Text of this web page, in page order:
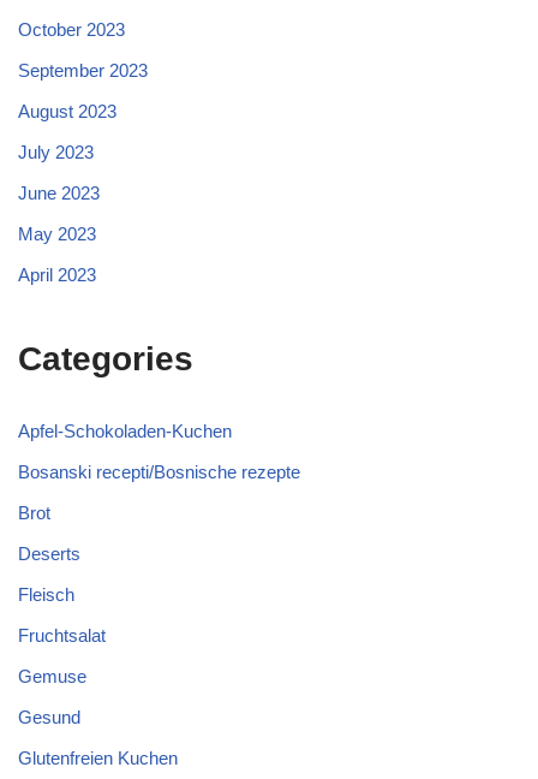
October 2023
September 2023
August 2023
July 2023
June 2023
May 2023
April 2023
Categories
Apfel-Schokoladen-Kuchen
Bosanski recepti/Bosnische rezepte
Brot
Deserts
Fleisch
Fruchtsalat
Gemuse
Gesund
Glutenfreien Kuchen